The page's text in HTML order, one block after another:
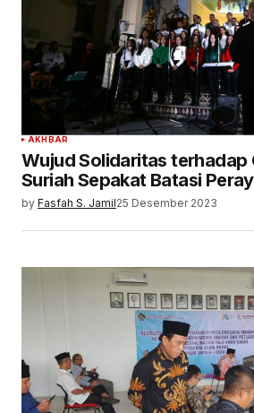
AKHBAR
Wujud Solidaritas terhadap
Suriah Sepakat Batasi
by Fasfah S. Jamil25 Desember 2023